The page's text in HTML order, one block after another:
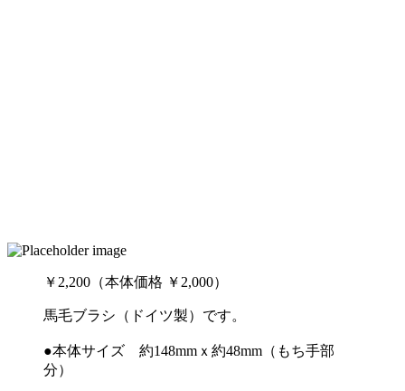
￥2,200（本体価格 ￥2,000）
馬毛ブラシ（ドイツ製）です。
●本体サイズ 約148mmｘ約48mm（もち手部
分）